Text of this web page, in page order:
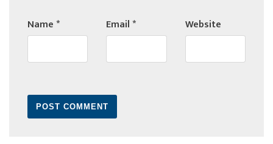
Name* Email* Website